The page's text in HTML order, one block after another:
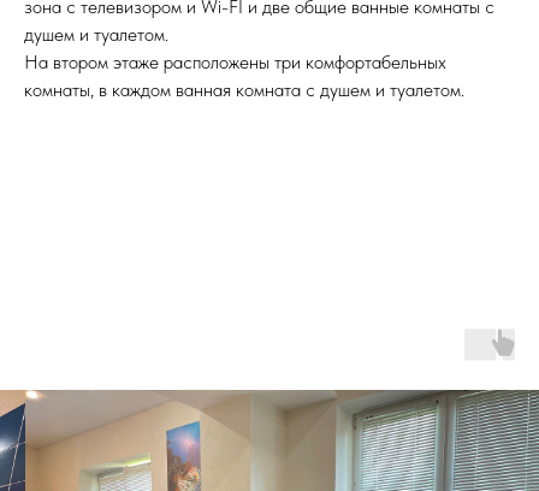
зона с телевизором и Wi-FI и две общие ванные комнаты с
душем и туалетом.
На втором этаже расположены три комфортабельных
комнаты, в каждом ванная комната с душем и туалетом.